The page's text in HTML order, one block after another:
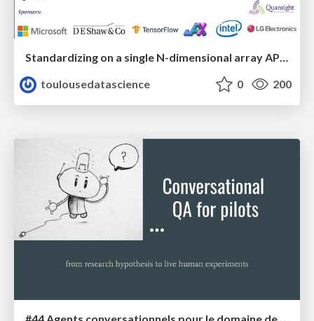
Standardizing on a single N-dimensional array API for Python
toulousedatascience
0 200